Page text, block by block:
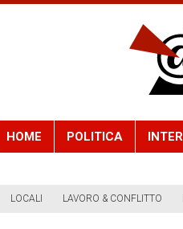
HOME POLITICA
LOCALI LAVORO & CONFLITTO